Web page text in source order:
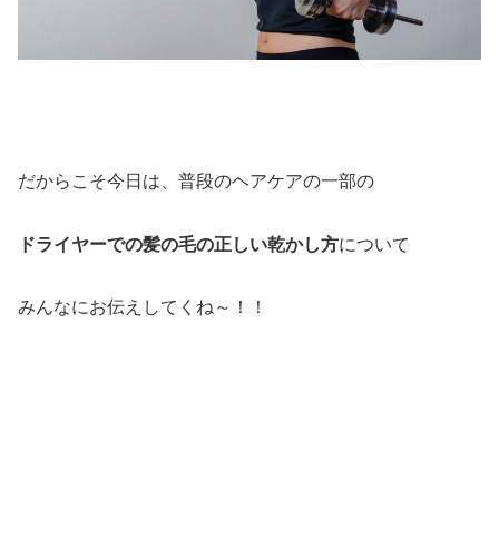
だからこそ今日は、普段のヘアケアの一部の
ドライヤーでの髪の毛の正しい乾かし方について
みんなにお伝えしてくね～！！